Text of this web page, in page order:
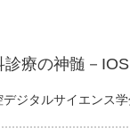
診療の神髄－
ジタルサイエンス学